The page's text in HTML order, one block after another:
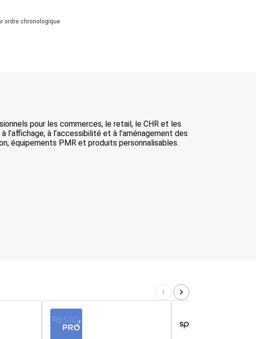
ordre chronologique
pour les commerces, le retail, le CHR et les
à l’accessibilité et à l’aménagement des
équipements PMR et produits personnalisables.